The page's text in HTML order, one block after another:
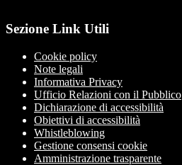
Sezione Link Utili
Cookie policy
Note legali
Informativa Privacy
Ufficio Relazioni con il Pubblico
Dichiarazione di accessibilità
Obiettivi di accessibilità
Whistleblowing
Gestione consensi cookie
Amministrazione trasparente